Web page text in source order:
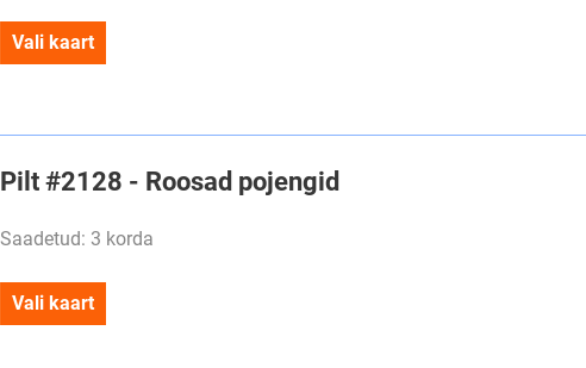
Vali kaart
Pilt #2128 - Roosad pojengid
Saadetud: 3 korda
Vali kaart